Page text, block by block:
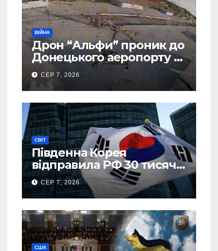
ВІЙНА
Дрон “Альфи” проник до
Донецького аеропорту та
спалив “Шахед” ще до
запуску
СЕР 7, 2026
СВІТ
Південна Корея
відправила РФ 30 тисяч
тонн авіапалива
СЕР 7, 2026
США